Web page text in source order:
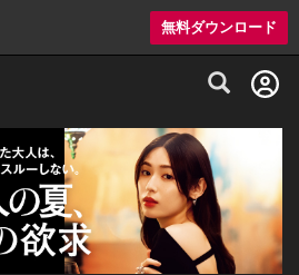
無料ダウンロード
グルメ情報・プレミアムレストラン予約